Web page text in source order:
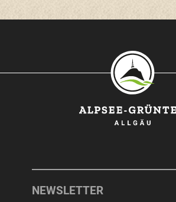
NEWSLETTER